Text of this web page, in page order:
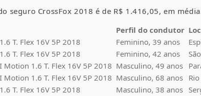
seguro CrossFox 2018 é de R$ 1.416,05, em
Perfil do condutor
1.6 T. Flex 16V 5P 2018 Feminino, 39 anos
1.6 T. Flex 16V 5P 2018 Feminino, 42 anos
I Motion 1.6 T. Flex 16V 5P 2018 Masculino, 49 anos
I Motion 1.6 T. Flex 16V 5P 2018 Masculino, 68 anos
1.6 T. Flex 16V 5P 2018 Masculino, 38 anos